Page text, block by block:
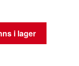
i lager